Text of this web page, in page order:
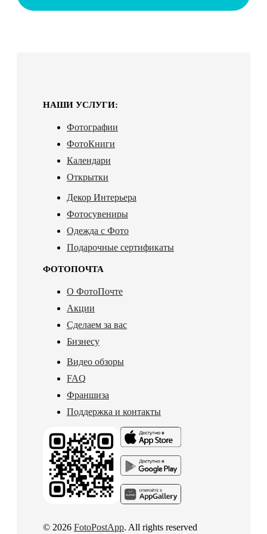
НАШИ УСЛУГИ:
Фотографии
ФотоКниги
Календари
Открытки
Декор Интерьера
Фотосувениры
Одежда с Фото
Подарочные сертификаты
ФОТОПОЧТА
О ФотоПочте
Акции
Сделаем за вас
Бизнесу
Видео обзоры
FAQ
Франшиза
Поддержка и контакты
© 2026 FotoPostApp. All rights reserved